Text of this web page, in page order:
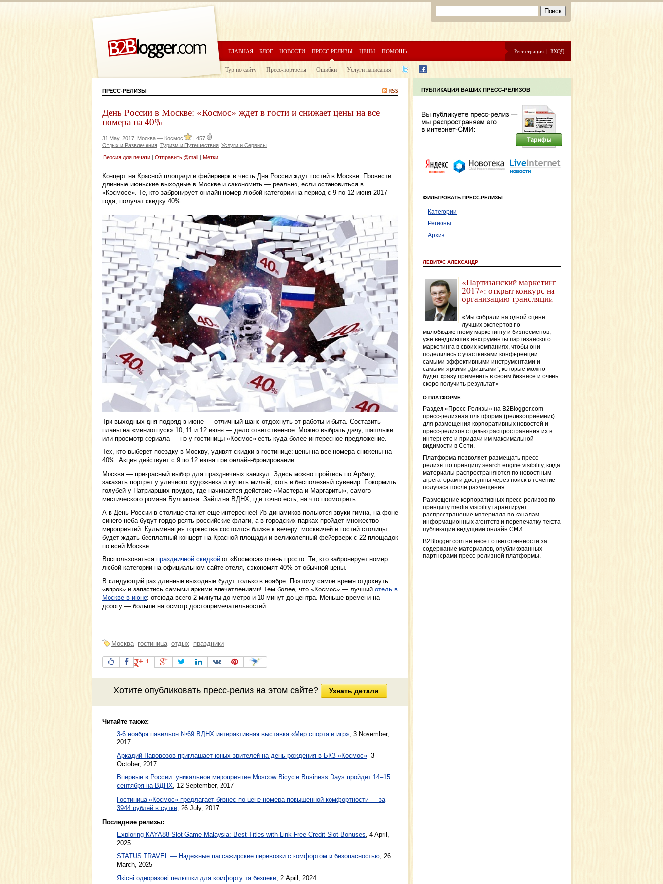
ГЛАВНАЯ БЛОГ НОВОСТИ ПРЕСС-РЕЛИЗЫ ЦЕНЫ ПОМОЩЬ Регистрация | ВХОД
Тур по сайту Пресс-портреты Ошибки Услуги написания
ПРЕСС-РЕЛИЗЫ
День России в Москве: «Космос» ждет в гости и снижает цены на все
номера на 40%
31 May, 2017, Москва — Космос | 457
Отдых и Развлечения Туризм и Путешествия Услуги и Сервисы
Версия для печати Отправить @mail Метки
Концерт на Красной площади и фейерверк в честь Дня России ждут гостей в Москве. Провести
длинные июньские выходные в Москве и сэкономить — реально, если остановиться в
«Космосе». Те, кто забронирует онлайн номер любой категории на период с 9 по 12 июня 2017
года, получат скидку 40%.
Три выходных дня подряд в июне — отличный шанс отдохнуть от работы и быта. Составить
планы на «миниотпуск» 10, 11 и 12 июня — дело ответственное. Можно выбрать дачу, шашлыки
или просмотр сериала — но у гостиницы «Космос» есть куда более интересное предложение.
Тех, кто выберет поездку в Москву, удивят скидки в гостинице: цены на все номера снижены на
40%. Акция действует с 9 по 12 июня при онлайн-бронировании.
Москва — прекрасный выбор для праздничных каникул. Здесь можно пройтись по Арбату,
заказать портрет у уличного художника и купить милый, хоть и бесполезный сувенир. Покормить
голубей у Патриарших прудов, где начинается действие «Мастера и Маргариты», самого
мистического романа Булгакова. Зайти на ВДНХ, где точно есть, на что посмотреть.
А в День России в столице станет еще интереснее! Из динамиков польются звуки гимна, на фоне
синего неба будут гордо реять российские флаги, а в городских парках пройдет множество
мероприятий. Кульминация торжества состоится ближе к вечеру: москвичей и гостей столицы
будет ждать бесплатный концерт на Красной площади и великолепный фейерверк с 22 площадок
по всей Москве.
Воспользоваться праздничной скидкой от «Космоса» очень просто. Те, кто забронирует номер
любой категории на официальном сайте отеля, сэкономят 40% от обычной цены.
В следующий раз длинные выходные будут только в ноябре. Поэтому самое время отдохнуть
«впрок» и запастись самыми яркими впечатлениями! Тем более, что «Космос» — лучший отель в
Москве в июне: отсюда всего 2 минуты до метро и 10 минут до центра. Меньше времени на
дорогу — больше на осмотр достопримечательностей.
Москва гостиница отдых праздники
1
Хотите опубликовать пресс-релизна этом сайте? Узнать детали
Читайте также:
3-6 ноября павильон №69 ВДНХ интерактивная выставка «Мир спорта и игр» 3 November,
2017
Аркадий Паровозов приглашает юных зрителей на день рождения в БКЗ «Космос», 3
October, 2017
Впервые в России: уникальное мероприятие Moscow Bicycle Business Days пройдет 14–15
сентября на ВДНХ, 12 September, 2017
Гостиница «Космос» предлагает бизнес по цене номера повышенной комфортности — за
3944 рублей в сутки 26 July, 2017
Последние релизы:
Exploring KAYA88 Slot Game Malaysia: Best Titles with Link Free Credit Slot Bonuses , 4 April,
2025
STATUS TRAVEL — Надежные пассажирские перевозки с комфортом и безопасностью, 26
March, 2025
Якісні одноразові пелюшки для комфорту та безпеки, 2 April, 2024
ФИЛЬТРОВАТЬ ПРЕСС-РЕЛИЗЫ
Категории
Регионы
Архив
ЛЕВИТАС АЛЕКСАНДР
«Партизанский маркетинг
2017»: открыт конкурс на
организацию трансляции
«Мы собрали на одной сцене
лучших экспертов по
малобюджетному маркетингу и бизнесменов,
уже внедривших инструменты партизанского
маркетинга в своих компаниях, чтобы они
поделились с участниками конференции
самыми эффективными инструментами и
самыми яркими „фишками“, которые можно
будет сразу применить в своем бизнесе и очень
скоро получить результат»
О ПЛАТФОРМЕ
Раздел «Пресс-Релизы» на B2Blogger.com —
пресс-релизная платформа (релизоприёмник)
для размещения корпоративных новостей и
пресс-релизов с целью распространения их в
интернете и придачи им максимальной
видимости в Сети.
Платформа позволяет размещать пресс-
релизы по принципу search engine visibility, когда
материалы распространяются по новостным
агрегаторам и доступны через поиск в течение
получаса после размещения.
Размещение корпоративных пресс-релизов по
принципу media visibility гарантирует
распространение материала по каналам
информационных агентств и перепечатку текста
публикации ведущими онлайн СМИ.
B2Blogger.com не несет ответственности за
содержание материалов, опубликованных
партнерами пресс-релизной платформы.